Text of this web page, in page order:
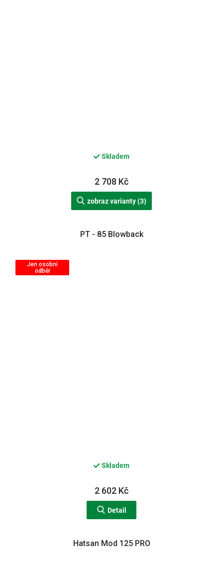
Skladem
2 708 Kč
zobraz varianty (3)
Jen osobní
odběr
PT - 85 Blowback
Skladem
2 602 Kč
Detail
Hatsan Mod 125 PRO